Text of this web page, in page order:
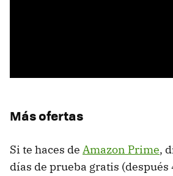
Más ofertas
Si te haces de Amazon Prime,
días de prueba gratis (después